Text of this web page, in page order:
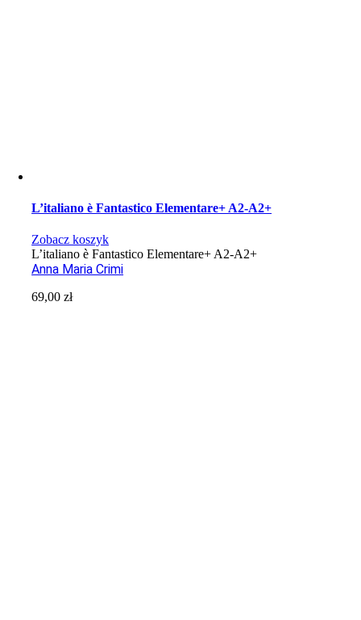
L’italiano è Fantastico Elementare+ A2-A2+
Zobacz koszyk
L’italiano è Fantastico Elementare+ A2-A2+
Anna Maria Crimi
69,00zł